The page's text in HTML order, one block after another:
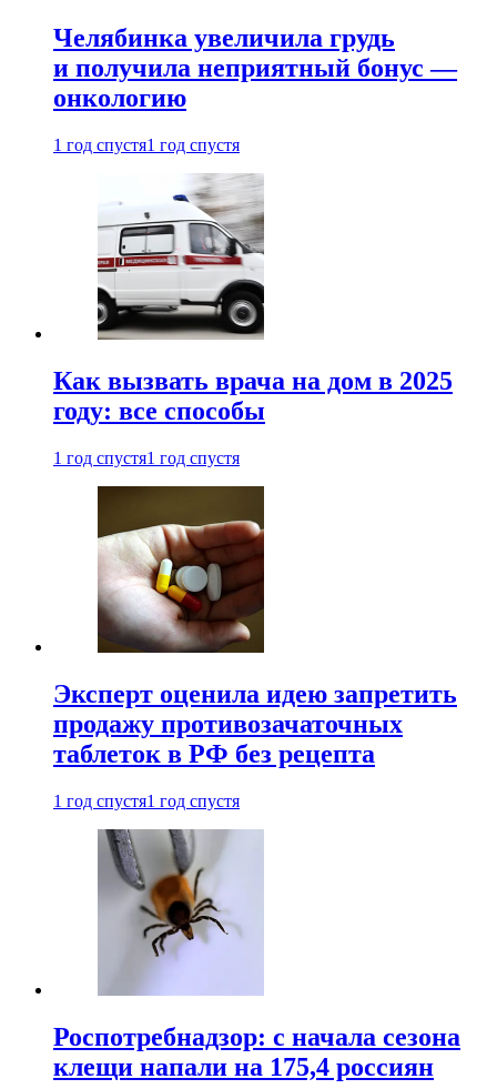
Челябинка увеличила грудь
и получила неприятный бонус —
онкологию
1 год спустя1 год спустя
Как вызвать врача на дом в 2025
году: все способы
1 год спустя1 год спустя
Эксперт оценила идею запретить
продажу противозачаточных
таблеток в РФ без рецепта
1 год спустя1 год спустя
Роспотребнадзор: с начала сезона
клещи напали на 175,4 россиян